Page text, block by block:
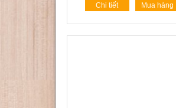
Chi tiết
Mua hàng